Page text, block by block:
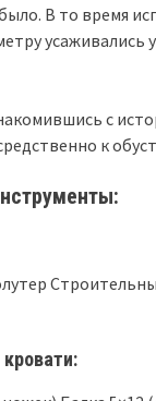
В то время
с
к